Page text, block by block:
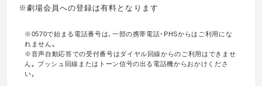
※劇場会員への登録は有料となります
※0570で始まる電話番号は､一部の携帯電話･PHSからはご利用にな
れません｡
※音声自動応答での受付番号はダイヤル回線からのご利用はできませ
ん｡ プッシュ回線またはトーン信号の出る電話機からおかけくださ
い｡